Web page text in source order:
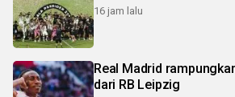
16 jam lalu
Real Madrid
dari RB Leipzig